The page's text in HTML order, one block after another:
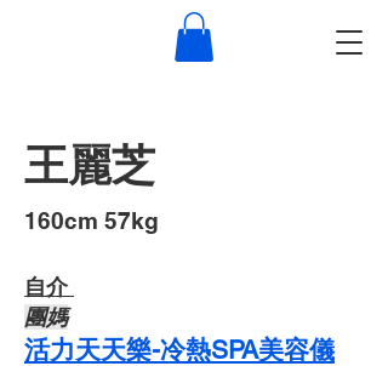
王麗芝
​160cm 57kg
自介 ​
​團媽
活力天天樂-冷熱SPA美容儀